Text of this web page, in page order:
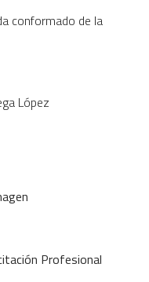
conformado de la
López
Profesional